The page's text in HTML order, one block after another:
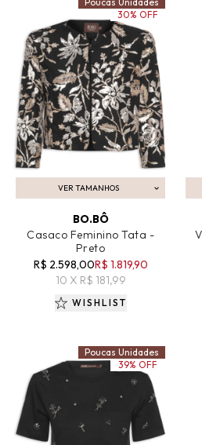
VER TAMANHOS
ADICIONAR AO CARRINHO
BO.BÔ
Casaco Feminino Tata -
Preto
R$ 2.598,00R$ 1.819,90
10 X R$ 181,99
30% OFF
WISHLIST
Poucas Unidades
39% OFF